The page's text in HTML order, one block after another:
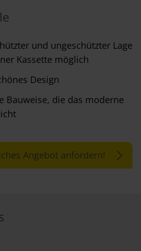
und ungeschützter Lage
Kassette möglich
Design
Bauweise, die das moderne
Angebot anfordern!